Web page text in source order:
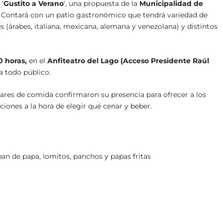
Gustito a Verano‘, una propuesta de la Municipalidad de
con un patio gastronómico que tendrá variedad de
italiana, mexicana, alemana y venezolana) y distintos
horas,en elAnfiteatro del Lago (Acceso Presidente Raúl
todo público.
de comida confirmaron su presencia para ofrecer a los
a la hora de elegir qué cenar y beber.
de papa, lomitos, panchos y papas fritas